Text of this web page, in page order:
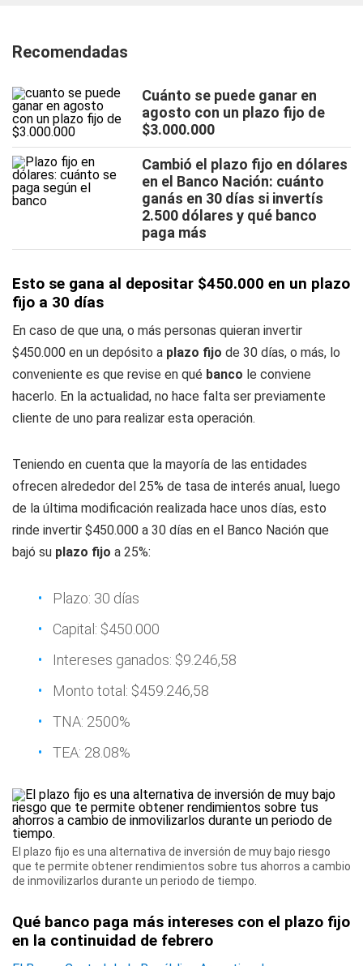
Recomendadas
Cuánto se puede ganar en
agosto con un plazo fijo de
$3.000.000
Cambió el plazo fijo en dólares
en el Banco Nación: cuánto
ganás en 30 días si invertís
2.500 dólares y qué banco
paga más
Esto se gana al depositar $450.000 en un plazo
fijo a 30 días
En caso de que una, o más personas quieran invertir
$450.000 en un depósito a plazo fijo de 30 días, o más, lo
conveniente es que revise en qué banco le conviene
hacerlo. En la actualidad, no hace falta ser previamente
cliente de uno para realizar esta operación.
Teniendo en cuenta que la mayoría de las entidades
ofrecen alrededor del 25% de tasa de interés anual, luego
de la última modificación realizada hace unos días, esto
rinde invertir $450.000 a 30 días en el Banco Nación que
bajó su plazo fijo a 25%:
Plazo: 30 días
Capital: $450.000
Intereses ganados: $9.246,58
Monto total: $459.246,58
TNA: 2500%
TEA: 28.08%
El plazo fijo es una alternativa de inversión de muy bajo riesgo
que te permite obtener rendimientos sobre tus ahorros a cambio
de inmovilizarlos durante un periodo de tiempo.
Qué banco paga más intereses con el plazo fijo
en la continuidad de febrero